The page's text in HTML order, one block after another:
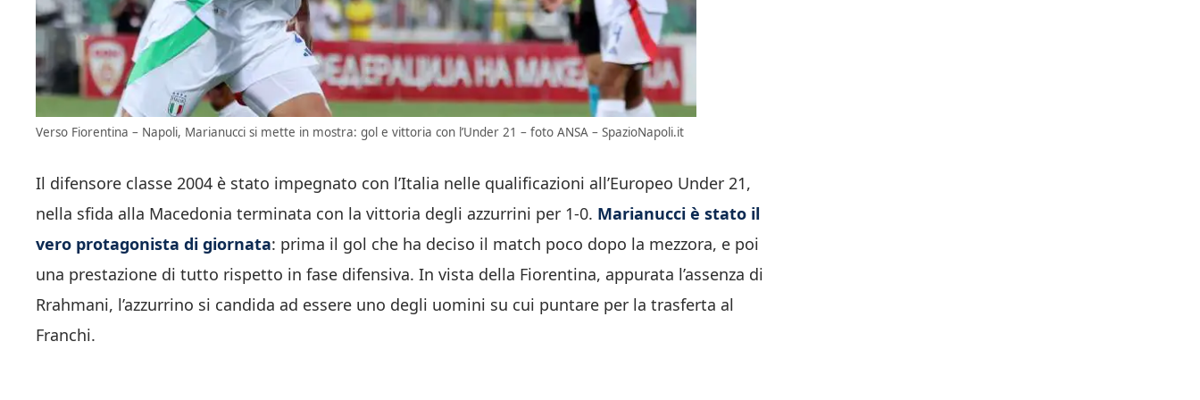
Verso Fiorentina – Napoli, Marianucci si mette in mostra: gol e vittoria con l’Under 21 – foto ANSA – SpazioNapoli.it
Il difensore classe 2004 è stato impegnato con l’Italia nelle qualificazioni all’Europeo Under 21,
nella sfida alla Macedonia terminata con la vittoria degli azzurrini per 1-0. Marianucci è stato il
vero protagonista di giornata: prima il gol che ha deciso il match poco dopo la mezzora, e poi
una prestazione di tutto rispetto in fase difensiva. In vista della Fiorentina, appurata l’assenza di
Rrahmani, l’azzurrino si candida ad essere uno degli uomini su cui puntare per la trasferta al
Franchi.